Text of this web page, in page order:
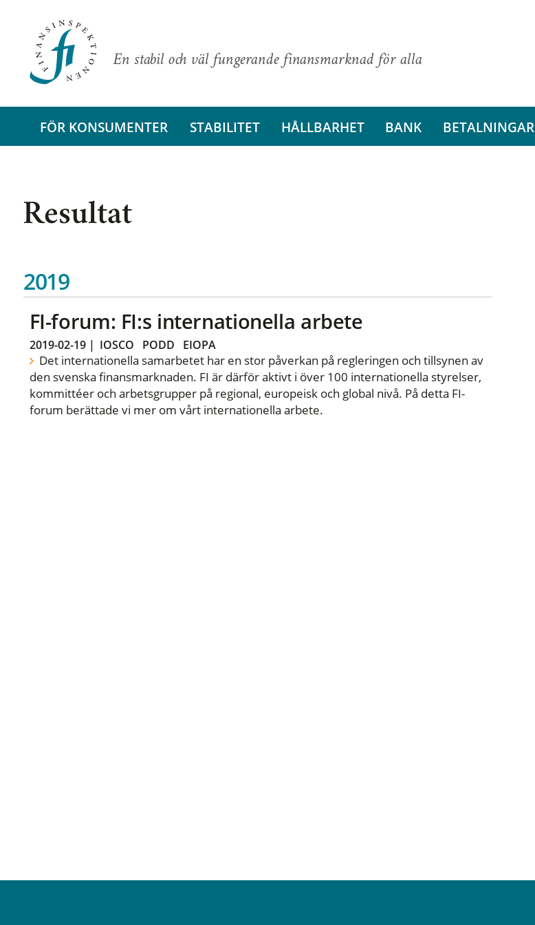
En stabil och väl fungerande finansmarknad för alla
FÖR KONSUMENTER STABILITET HÅLLBARHET BANK BETALNINGAR
Resultat
2019
FI-forum: FI:s internationella arbete
2019-02-19| IOSCO PODD EIOPA
Det internationella samarbetet har en stor påverkan på regleringen och tillsynen av
den svenska finansmarknaden. FI är därför aktivt i över 100 internationella styrelser,
kommittéer och arbetsgrupper på regional, europeisk och global nivå. På detta FI-
forum berättade vi mer om vårt internationella arbete.